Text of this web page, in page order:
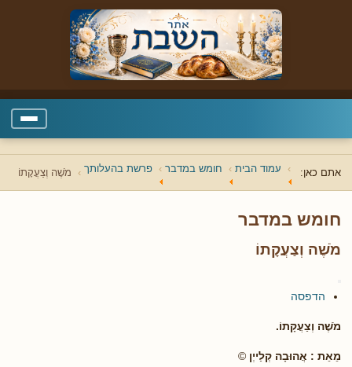
אתם כאן: עמוד הבית חומש במדבר פרשת בהעלותך מֹשֶׁה וְצַעֲקָתוֹ
חומש במדבר
מֹשֶׁה וְצַעֲקָתוֹ
הדפסה
מֹשֶׁה וְצַעֲקָתוֹ.
מֵאֵת : אֲהוּבָה קְלַייְן ©